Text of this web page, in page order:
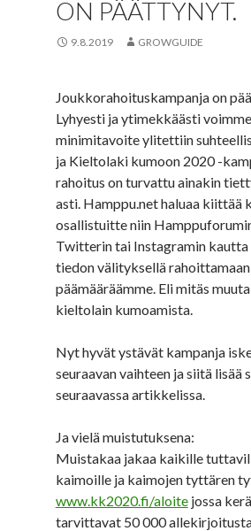
ON PÄÄTTYNYT.
9.8.2019 GROWGUIDE
Joukkorahoituskampanja on
Lyhyesti ja ytimekkäästi
minimitavoite ylitettiin
ja Kieltolaki kumoon 2020 -
rahoitus on turvattu ainakin
asti. Hamppu.net haluaa kiittää
osallistuitte niin
Twitterin tai Instagramin kautta
tiedon välityksellä
päämääräämme. Eli mitäs
kieltolain kumoamista.
Nyt hyvät ystävät kampanja
seuraavan vaihteen ja siitä lisää
seuraavassa artikkelissa.
Ja vielä muistutuksena:
Muistakaa jakaa kaikille
kaimoille ja kaimojen tyttären
www.kk2020.fi/aloitejossa
tarvittavat 50 000